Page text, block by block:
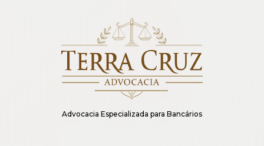
Advocacia Especializada para Bancários